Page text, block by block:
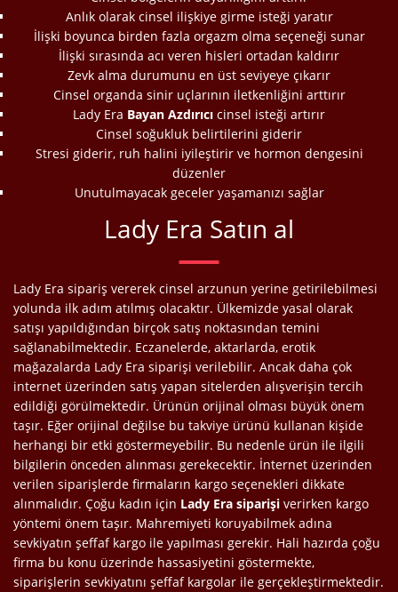
Anlık olarak cinsel ilişkiye girme isteği yaratır
İlişki boyunca birden fazla orgazm olma seçeneği sunar
İlişki sırasında acı veren hisleri ortadan kaldırır
Zevk alma durumunu en üst seviyeye çıkarır
Cinsel organda sinir uçlarının iletkenliğini arttırır
Lady Era Bayan Azdırıcı cinsel isteği artırır
Cinsel soğukluk belirtilerini giderir
Stresi giderir, ruh halini iyileştirir ve hormon dengesini
düzenler
Unutulmayacak geceler yaşamanızı sağlar
Lady Era Satın al
Lady Era sipariş vererek cinsel arzunun yerine getirilebilmesi
yolunda ilk adım atılmış olacaktır. Ülkemizde yasal olarak
satışı yapıldığından birçok satış noktasından temini
sağlanabilmektedir. Eczanelerde, aktarlarda, erotik
mağazalarda Lady Era siparişi verilebilir. Ancak daha çok
internet üzerinden satış yapan sitelerden alışverişin tercih
edildiği görülmektedir. Ürünün orijinal olması büyük önem
taşır. Eğer orijinal değilse bu takviye ürünü kullanan kişide
herhangi bir etki göstermeyebilir. Bu nedenle ürün ile ilgili
bilgilerin önceden alınması gerekecektir. İnternet üzerinden
verilen siparişlerde firmaların kargo seçenekleri dikkate
alınmalıdır. Çoğu kadın için Lady Era siparişi verirken kargo
yöntemi önem taşır. Mahremiyeti koruyabilmek adına
sevkiyatın şeffaf kargo ile yapılması gerekir. Hali hazırda çoğu
firma bu konu üzerinde hassasiyetini göstermekte,
siparişlerin sevkiyatını şeffaf kargolar ile gerçekleştirmektedir.